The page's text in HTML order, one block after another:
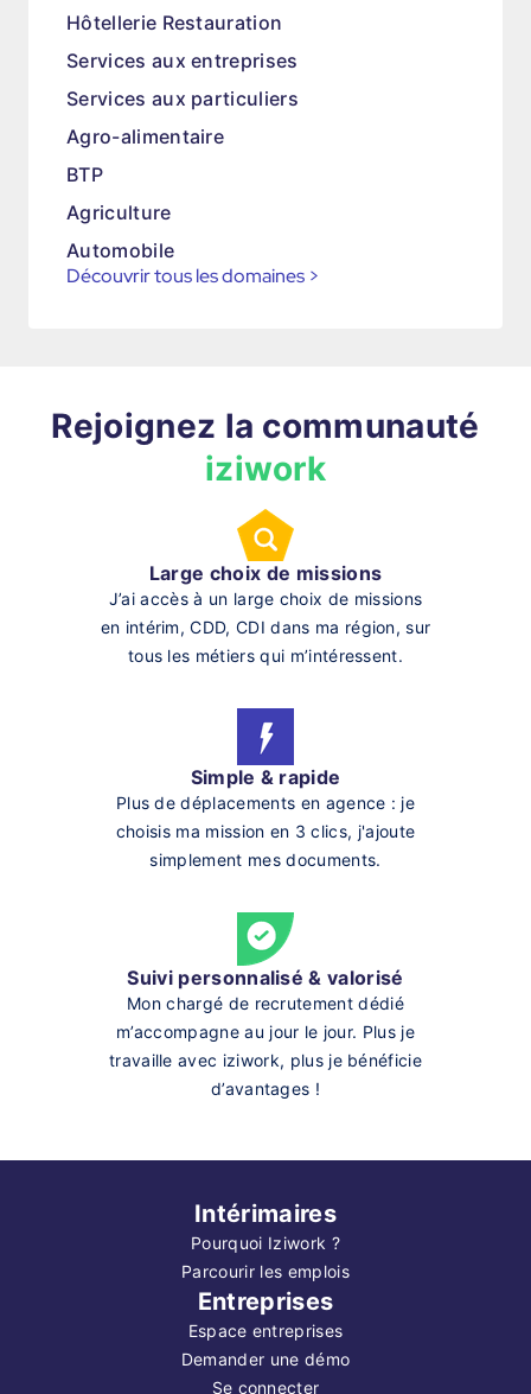
Hôtellerie Restauration
Services aux entreprises
Services aux particuliers
Agro-alimentaire
BTP
Agriculture
Automobile
Découvrir tous les domaines >
Rejoignez la communauté
iziwork
Large choix de missions
J’ai accès à un large choix de missions
en intérim, CDD, CDI dans ma région, sur
tous les métiers qui m’intéressent.
Simple & rapide
Plus de déplacements en agence : je
choisis ma mission en 3 clics, j'ajoute
simplement mes documents.
Suivi personnalisé & valorisé
Mon chargé de recrutement dédié
m’accompagne au jour le jour. Plus je
travaille avec iziwork, plus je bénéficie
d’avantages !
Intérimaires
Pourquoi Iziwork ?
Parcourir les emplois
Entreprises
Espace entreprises
Demander une démo
Se connecter